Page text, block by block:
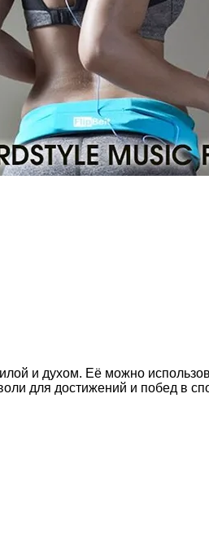
и духом. Её можно
для достижений и побед в